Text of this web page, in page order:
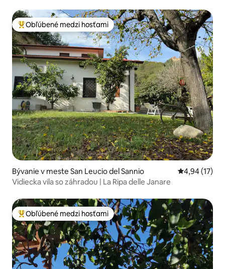
Najobľúbenejšie medzi hosťami
Obľúbené medzi hosťami
Bývanie v meste San Leucio del Sannio Priemerné
4,94 (17)
Vidiecka vila so záhradou | La Ripa delle Janare
Najobľúbenejšie medzi hosťami
Obľúbené medzi hosťami